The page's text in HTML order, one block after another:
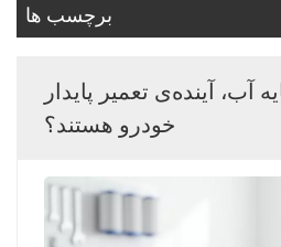
日
برچسب ها
آب، آینده‌ی تعمیر پایدار
خودرو هستند؟